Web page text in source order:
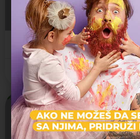
Nehruova 51, Beograd,
Privatni vrtić
Novi Beograd
Otvoreno